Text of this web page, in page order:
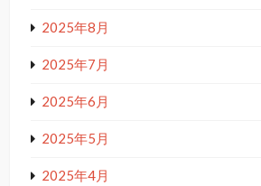
2025年8月
2025年7月
2025年6月
2025年5月
2025年4月